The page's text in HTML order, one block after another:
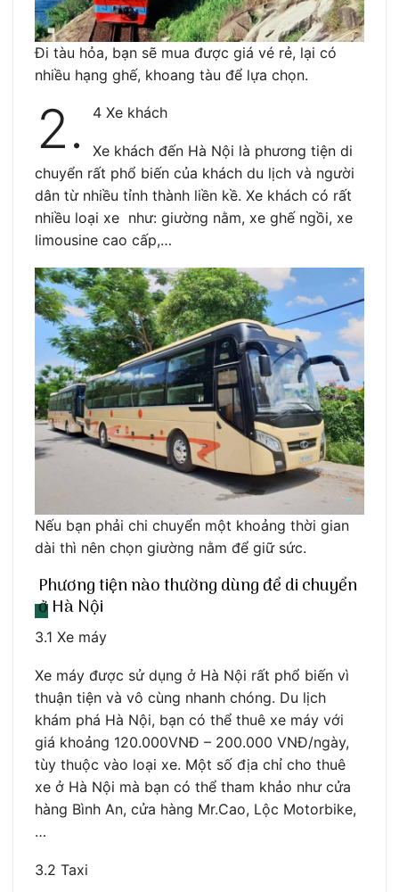
Đi tàu hỏa, bạn sẽ mua được giá vé rẻ, lại có
nhiều hạng ghế, khoang tàu để lựa chọn.
2. 4 Xe khách
Xe khách đến Hà Nội là phương tiện di
chuyển rất phổ biến của khách du lịch và người
dân từ nhiều tỉnh thành liền kề. Xe khách có rất
nhiều loại xe như: giường nằm, xe ghế ngồi, xe
limousine cao cấp,…
Nếu bạn phải chi chuyển một khoảng thời gian
dài thì nên chọn giường nằm để giữ sức.
Phương tiện nào thường dùng để di chuyển
ở Hà Nội
3.1 Xe máy
Xe máy được sử dụng ở Hà Nội rất phổ biến vì
thuận tiện và vô cùng nhanh chóng. Du lịch
khám phá Hà Nội, bạn có thể thuê xe máy với
giá khoảng 120.000VNĐ – 200.000 VNĐ/ngày,
tùy thuộc vào loại xe. Một số địa chỉ cho thuê
xe ở Hà Nội mà bạn có thể tham khảo như cửa
hàng Bình An, cửa hàng Mr.Cao, Lộc Motorbike,
…
3.2 Taxi